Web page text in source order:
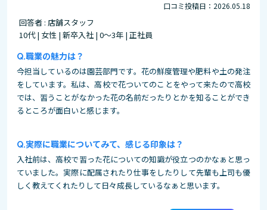
口コミ投稿日：2026.05.18
回答者 : 店舗スタッフ
10代 | 女性 | 新卒入社 | 0～3年 | 正社員
職業の魅力は？
今担当しているのは園芸部門です。花の鮮度管理や肥料や土の発注
をしています。私は、高校で花ついてのことをやって来たので高校
では、習うことがなかった花の名前だったりとかを知ることができ
るところが面白いと感じます。
実際に職業についてみて、感じる印象は？
入社前は、高校で習った花についての知識が役立つのかなぁと思っ
ていました。実際に配属されたり仕事をしたりして先輩も上司も優
しく教えてくれたりして日々成長しているなぁと思います。